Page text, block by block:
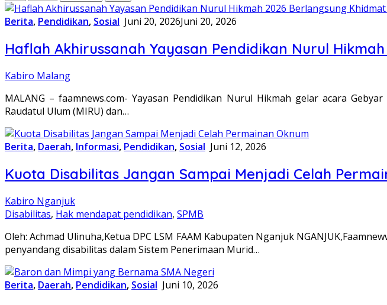
Berita, Pendidikan, Sosial Juni 20, 2026Juni 20, 2026
Haflah Akhirussanah Yayasan Pendidikan Nurul
Kabiro Malang
MALANG – faamnews.com- Yayasan Pendidikan Nurul Hikmah gelar acara
Raudatul Ulum (MIRU) dan…
Berita, Daerah, Informasi, Pendidikan, Sosial Juni 12, 2026
Kuota Disabilitas Jangan Sampai Menjadi Celah
Kabiro Nganjuk
Disabilitas, Hak mendapat pendidikan, SPMB
Oleh: Achmad Ulinuha,Ketua DPC LSM FAAM Kabupaten Nganjuk
penyandang disabilitas dalam Sistem Penerimaan Murid…
Berita, Daerah, Pendidikan, Sosial Juni 10, 2026